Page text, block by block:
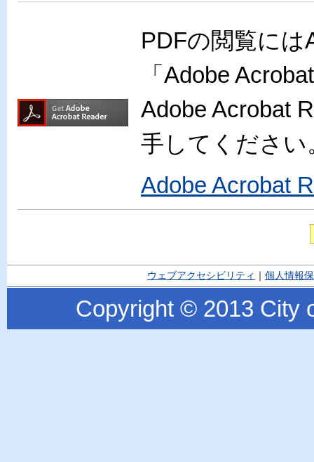
PDFの閲覧に
「Adobe
Adobe Acrobat
手してください
Adobe Acrobat
ウェブアクセシビリティ 個人情報
Copyright © 2013 City